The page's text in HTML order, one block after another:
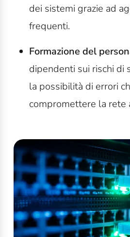
dei sistemi grazie ad
frequenti.
Formazione del
dipendenti sui rischi di
la possibilità di errori
compromettere la rete